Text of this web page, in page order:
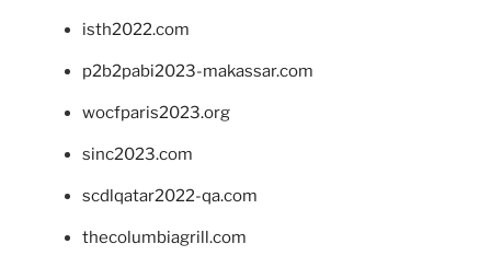
isth2022.com
p2b2pabi2023-makassar.com
wocfparis2023.org
sinc2023.com
scdlqatar2022-qa.com
thecolumbiagrill.com